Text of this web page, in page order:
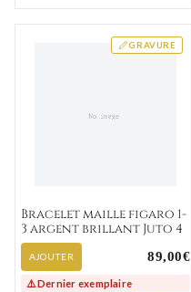
GRAVURE
Bracelet maille figaro 1-
3 argent brillant Juto 4
AJOUTER 89,00€
⚠️ Dernier exemplaire